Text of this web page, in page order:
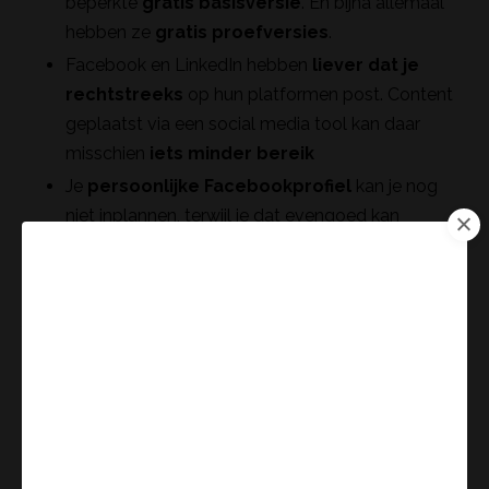
hebben ze gratis proefversies
Facebook en LinkedIn hebben liever dat je
rechtstreeks op hun platformen post. Content
geplaatst via een social media tool kan daar
misschien iets minder bereik
Je persoonlijke Facebookprofiel kan je nog
niet inplannen, terwijl je dat evengoed kan